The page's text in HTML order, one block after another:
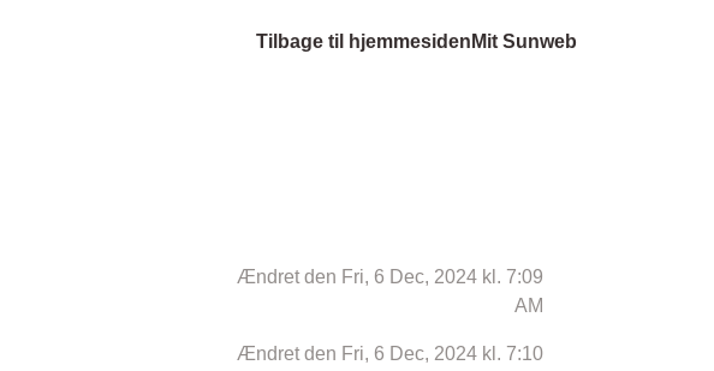
Tilbage til hjemmesiden Mit Sunweb
Ændret den Fri, 6 Dec, 2024 kl. 7:09
AM
Ændret den Fri, 6 Dec, 2024 kl. 7:10